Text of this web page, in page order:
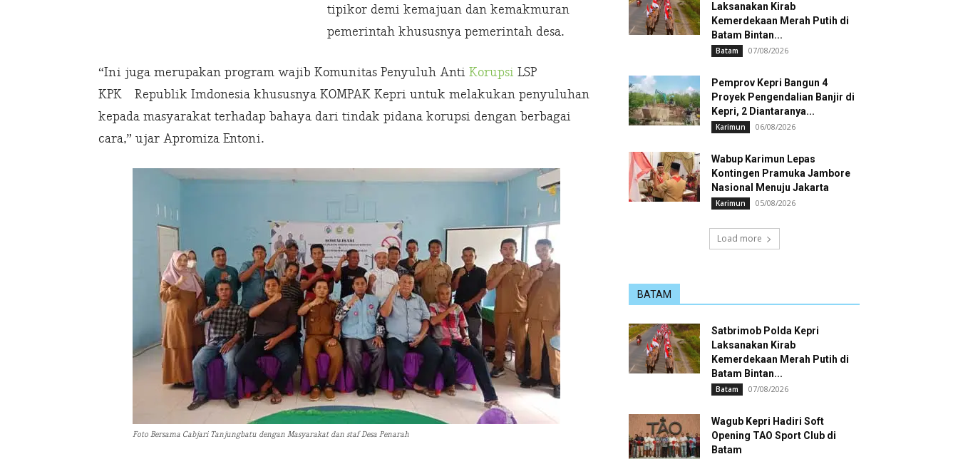
tipikor demi kemajuan dan kemakmuran
pemerintah khususnya pemerintah desa.
“Ini juga merupakan program wajib Komunitas Penyuluh Anti Korupsi LSP
KPK Republik Imdonesia khususnya KOMPAK Kepri untuk melakukan penyuluhan
kepada masyarakat terhadap bahaya dari tindak pidana korupsi dengan berbagai
cara,” ujar Apromiza Entoni.
Foto Bersama Cabjari Tanjungbatu dengan Masyarakat dan staf Desa Penarah
Laksanakan Kirab
Kemerdekaan Merah Putih di
Batam Bintan...
Batam 07/08/2026
Pemprov Kepri Bangun 4
Proyek Pengendalian Banjir di
Kepri, 2 Diantaranya...
Karimun 06/08/2026
Wabup Karimun Lepas
Kontingen Pramuka Jambore
Nasional Menuju Jakarta
Karimun 05/08/2026
Load more
BATAM
Satbrimob Polda Kepri
Laksanakan Kirab
Kemerdekaan Merah Putih di
Batam Bintan...
Batam 07/08/2026
Wagub Kepri Hadiri Soft
Opening TAO Sport Club di
Batam